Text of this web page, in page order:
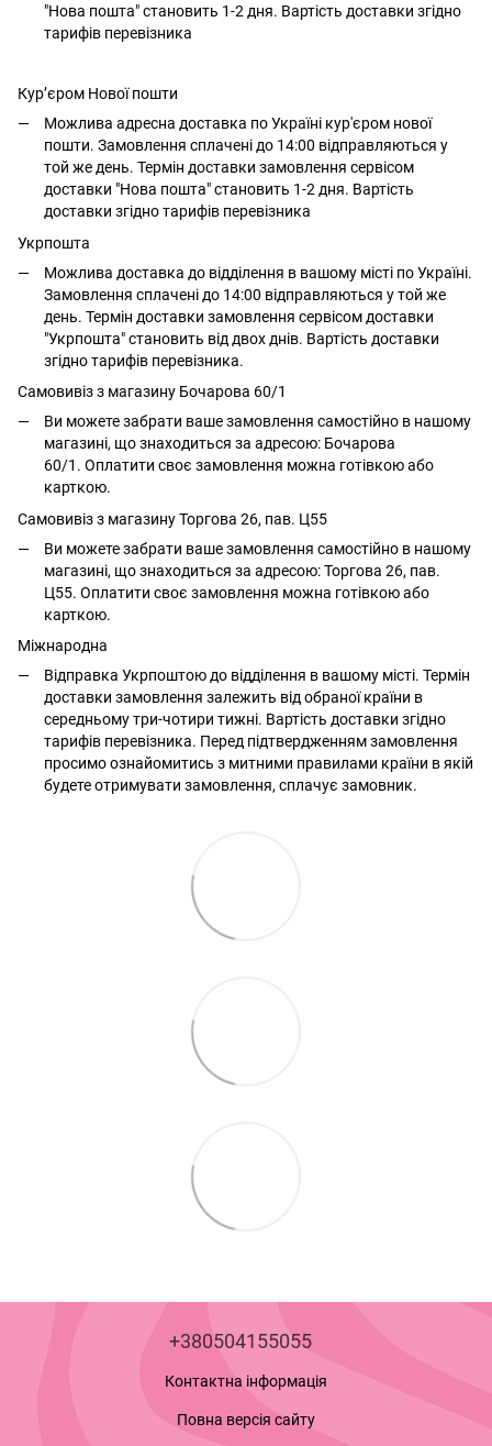
"Нова пошта" становить 1-2 дня. Вартість доставки згідно
тарифів перевізника
Кур’єром Нової пошти
Можлива адресна доставка по Україні кур'єром нової
пошти. Замовлення сплачені до 14:00 відправляються у
той же день. Термін доставки замовлення сервісом
доставки "Нова пошта" становить 1-2 дня. Вартість
доставки згідно тарифів перевізника
Укрпошта
Можлива доставка до відділення в вашому місті по Україні.
Замовлення сплачені до 14:00 відправляються у той же
день. Термін доставки замовлення сервісом доставки
"Укрпошта" становить від двох днів. Вартість доставки
згідно тарифів перевізника.
Самовивіз з магазину Бочарова 60/1
Ви можете забрати ваше замовлення самостійно в нашому
магазині, що знаходиться за адресою: Бочарова
60/1. Оплатити своє замовлення можна готівкою або
карткою.
Самовивіз з магазину Торгова 26, пав. Ц55
Ви можете забрати ваше замовлення самостійно в нашому
магазині, що знаходиться за адресою: Торгова 26, пав.
Ц55. Оплатити своє замовлення можна готівкою або
карткою.
Міжнародна
Відправка Укрпоштою до відділення в вашому місті. Термін
доставки замовлення залежить від обраної країни в
середньому три-чотири тижні. Вартість доставки згідно
тарифів перевізника. Перед підтвердженням замовлення
просимо ознайомитись з митними правилами країни в якій
будете отримувати замовлення, сплачує замовник.
+380504155055
Контактна інформація
Повна версія сайту